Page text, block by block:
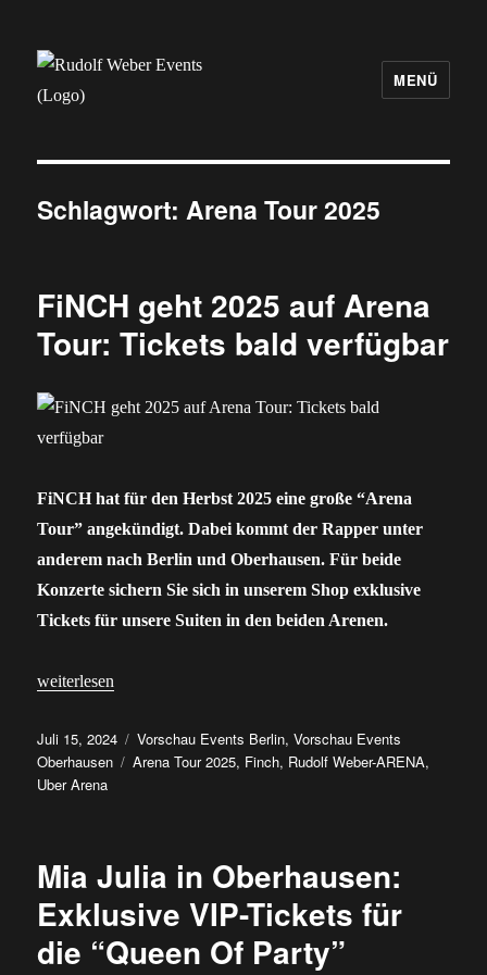
MENÜ
Schlagwort:Arena Tour 2025
FiNCH geht 2025 auf Arena
Tour: Tickets bald verfügbar
FiNCH hat für den Herbst 2025 eine große “Arena
Tour” angekündigt. Dabei kommt der Rapper unter
anderem nach Berlin und Oberhausen. Für beide
Konzerte sichern Sie sich in unserem Shop exklusive
Tickets für unsere Suiten in den beiden Arenen.
„FiNCH geht 2025 auf Arena Tour: Tickets bald verfügbar“
weiterlesen
Veröffentlicht
am
Juli 15, 2024 Kategorien
Vorschau Events Berlin,Vorschau Events
Oberhausen
Schlagwörter
Arena Tour 2025, Finch, Rudolf Weber-ARENA,
Uber Arena
Mia Julia in Oberhausen:
Exklusive VIP-Tickets für
die “Queen Of Party”